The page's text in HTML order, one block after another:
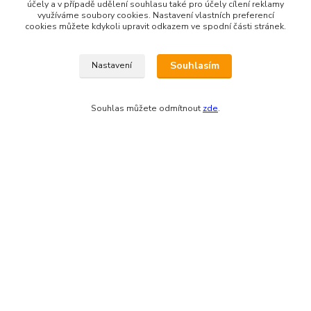
Odesíláme přes:
účely a v případě udělení souhlasu také pro účely cílení reklamy
využíváme soubory cookies. Nastavení vlastních preferencí
cookies můžete kdykoli upravit odkazem ve spodní části stránek.
Nastavení Souhlasím
Souhlas můžete odmítnout zde.